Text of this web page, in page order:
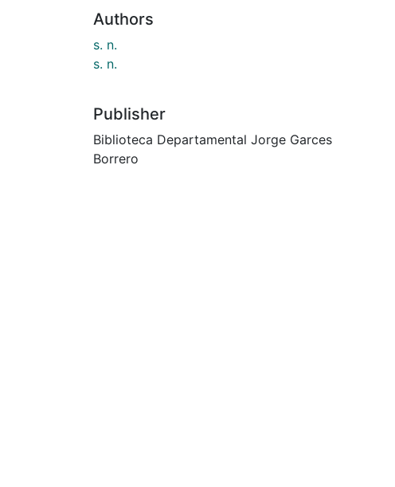
Authors
s. n.
s. n.
Publisher
Biblioteca Departamental Jorge Garces
Borrero